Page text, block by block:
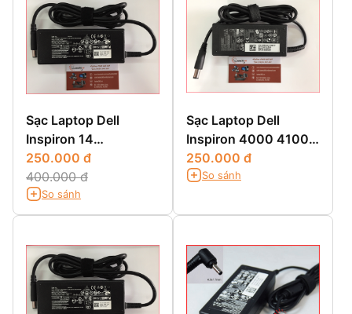
Sạc Laptop Dell
Inspiron 14
3451,3451,14 3000
3451,14-3451
250.000 đ
400.000 đ
So sánh
Sạc Laptop Dell
Inspiron 4000 4100
4150
250.000 đ
So sánh